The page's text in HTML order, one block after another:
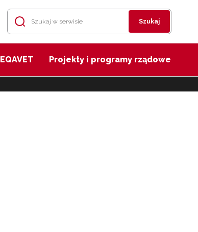
Szukaj
EQAVET Projekty i programy rządowe